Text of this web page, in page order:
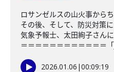
ロサンゼルスの山火事から
その後、そして、防災対策
気象予報士、太田絢子さん
＝＝＝＝＝＝＝＝＝＝＝＝「
2026.01.06 |00:09:19